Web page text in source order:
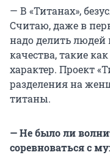
— В «Титанах»,
Считаю, даже в
надо делить людей
качества, такие
характер. Проект
разделения на
титаны.
— Не было ли
соревноваться с